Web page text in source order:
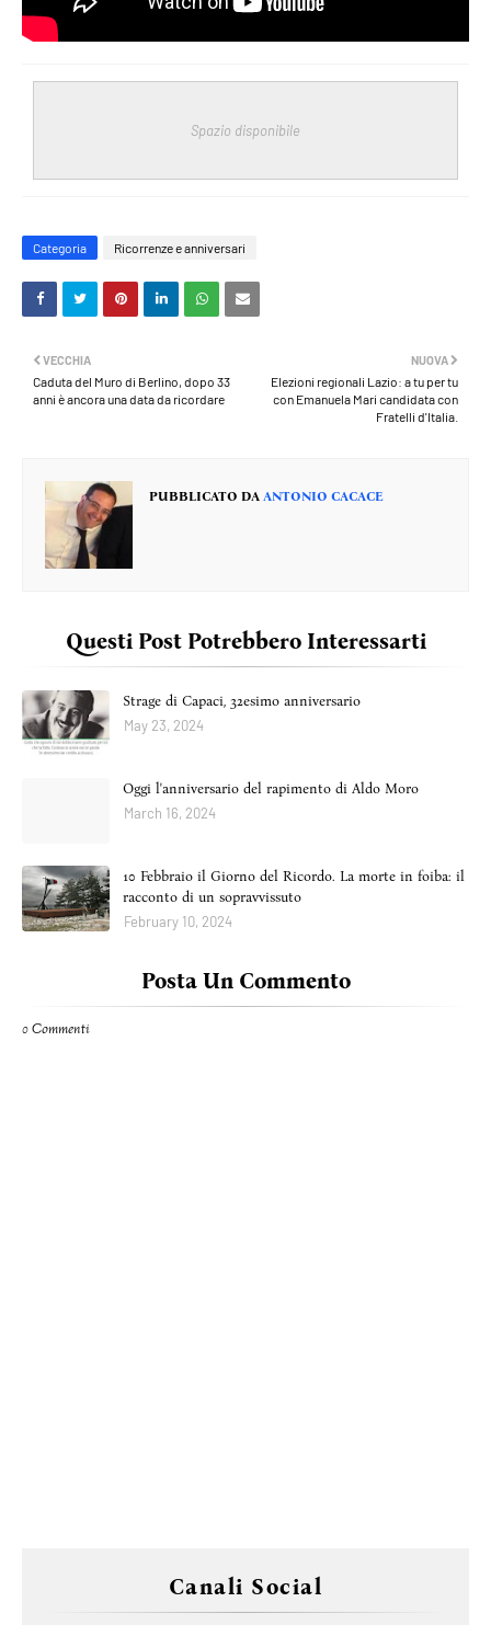
Spazio disponibile
Categoria Ricorrenze e anniversari
NUOVA
Elezioni regionali Lazio: a tu per tu
con Emanuela Mari candidata con
Fratelli d'Italia.
VECCHIA
Caduta del Muro di Berlino, dopo 33
anni è ancora una data da ricordare
PUBBLICATO DA ANTONIO CACACE
Questi Post Potrebbero Interessarti
Strage di Capaci, 32esimo anniversario
May 23, 2024
Oggi l'anniversario del rapimento di Aldo Moro
March 16, 2024
10 Febbraio il Giorno del Ricordo. La morte in foiba: il
racconto di un sopravvissuto
February 10, 2024
Posta Un Commento
0 Commenti
Canali Social